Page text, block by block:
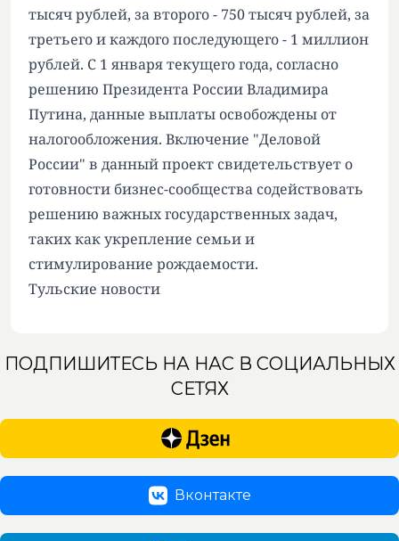
тысяч рублей, за второго - 750 тысяч рублей, за
третьего и каждого последующего - 1 миллион
рублей. С 1 января текущего года, согласно
решению Президента России Владимира
Путина, данные выплаты освобождены от
налогообложения. Включение "Деловой
России" в данный проект свидетельствует о
готовности бизнес-сообщества содействовать
решению важных государственных задач,
таких как укрепление семьи и
стимулирование рождаемости.
Тульские новости
ПОДПИШИТЕСЬ НА НАС В СОЦИАЛЬНЫХ
СЕТЯХ
Вконтакте